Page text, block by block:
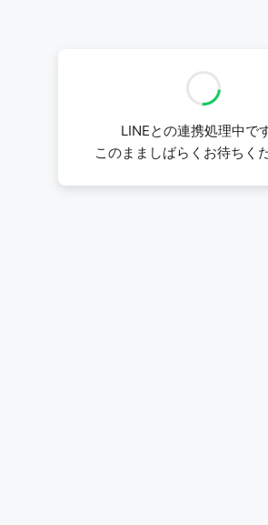
LINEとの連携処理中です
このまましばらくお待ちく